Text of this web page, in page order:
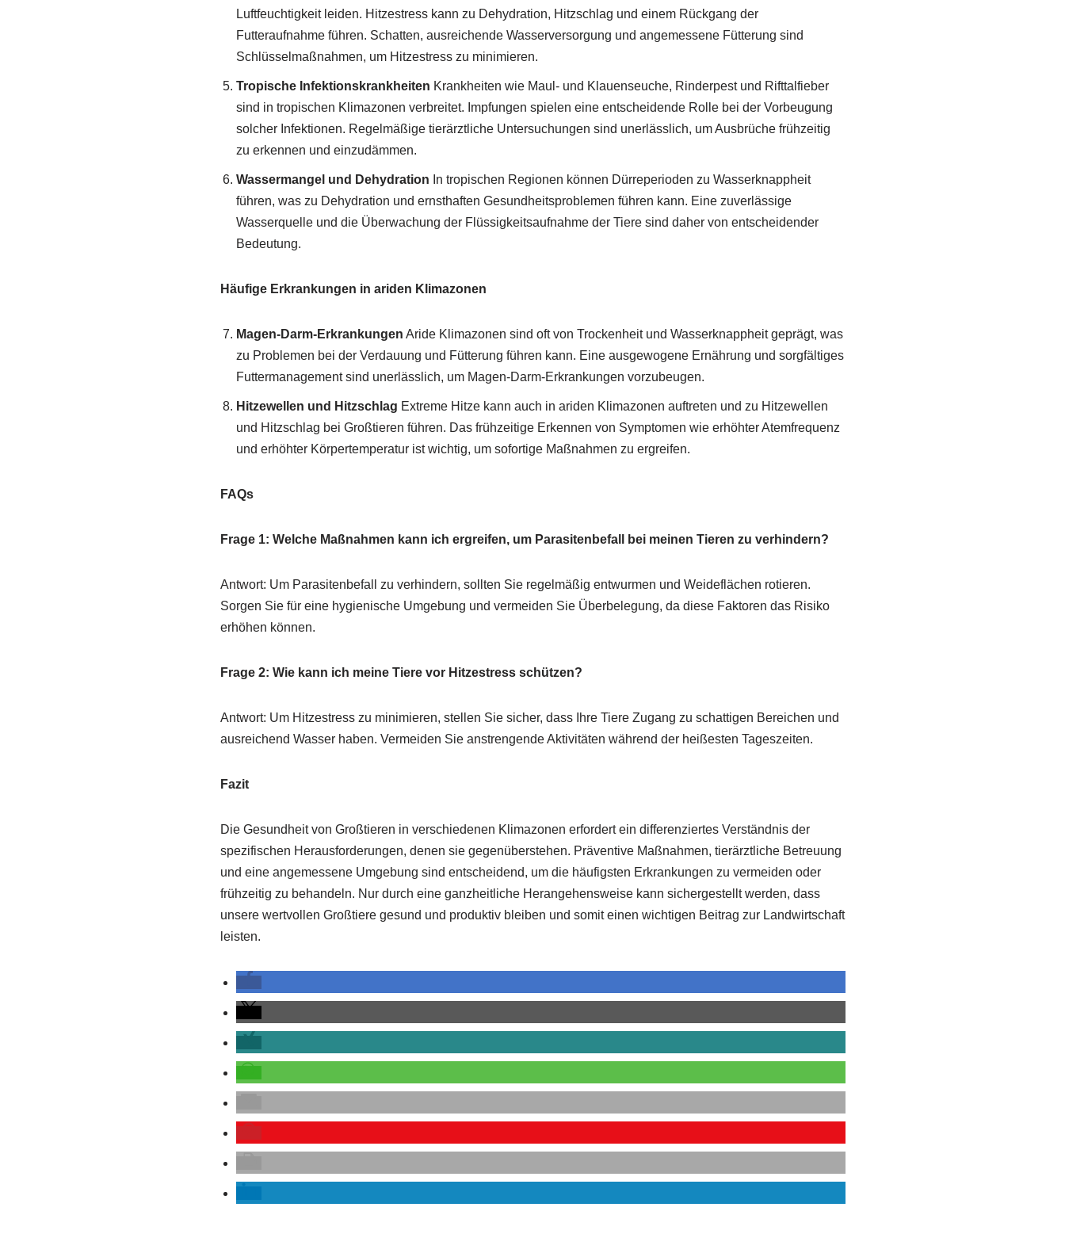
Luftfeuchtigkeit leiden. Hitzestress kann zu Dehydration, Hitzschlag und einem Rückgang der
Futteraufnahme führen. Schatten, ausreichende Wasserversorgung und angemessene Fütterung sind
Schlüsselmaßnahmen, um Hitzestress zu minimieren.
Tropische Infektionskrankheiten Krankheiten wie Maul- und Klauenseuche, Rinderpest und Rifttalfieber
sind in tropischen Klimazonen verbreitet. Impfungen spielen eine entscheidende Rolle bei der Vorbeugung
solcher Infektionen. Regelmäßige tierärztliche Untersuchungen sind unerlässlich, um Ausbrüche frühzeitig
zu erkennen und einzudämmen.
Wassermangel und Dehydration In tropischen Regionen können Dürreperioden zu Wasserknappheit
führen, was zu Dehydration und ernsthaften Gesundheitsproblemen führen kann. Eine zuverlässige
Wasserquelle und die Überwachung der Flüssigkeitsaufnahme der Tiere sind daher von entscheidender
Bedeutung.
Häufige Erkrankungen in ariden Klimazonen
Magen-Darm-Erkrankungen Aride Klimazonen sind oft von Trockenheit und Wasserknappheit geprägt, was
zu Problemen bei der Verdauung und Fütterung führen kann. Eine ausgewogene Ernährung und sorgfältiges
Futtermanagement sind unerlässlich, um Magen-Darm-Erkrankungen vorzubeugen.
Hitzewellen und Hitzschlag Extreme Hitze kann auch in ariden Klimazonen auftreten und zu Hitzewellen
und Hitzschlag bei Großtieren führen. Das frühzeitige Erkennen von Symptomen wie erhöhter Atemfrequenz
und erhöhter Körpertemperatur ist wichtig, um sofortige Maßnahmen zu ergreifen.
FAQs
Frage 1: Welche Maßnahmen kann ich ergreifen, um Parasitenbefall bei meinen Tieren zu verhindern?
Antwort: Um Parasitenbefall zu verhindern, sollten Sie regelmäßig entwurmen und Weideflächen rotieren.
Sorgen Sie für eine hygienische Umgebung und vermeiden Sie Überbelegung, da diese Faktoren das Risiko
erhöhen können.
Frage 2: Wie kann ich meine Tiere vor Hitzestress schützen?
Antwort: Um Hitzestress zu minimieren, stellen Sie sicher, dass Ihre Tiere Zugang zu schattigen Bereichen und
ausreichend Wasser haben. Vermeiden Sie anstrengende Aktivitäten während der heißesten Tageszeiten.
Fazit
Die Gesundheit von Großtieren in verschiedenen Klimazonen erfordert ein differenziertes Verständnis der
spezifischen Herausforderungen, denen sie gegenüberstehen. Präventive Maßnahmen, tierärztliche Betreuung
und eine angemessene Umgebung sind entscheidend, um die häufigsten Erkrankungen zu vermeiden oder
frühzeitig zu behandeln. Nur durch eine ganzheitliche Herangehensweise kann sichergestellt werden, dass
unsere wertvollen Großtiere gesund und produktiv bleiben und somit einen wichtigen Beitrag zur Landwirtschaft
leisten.